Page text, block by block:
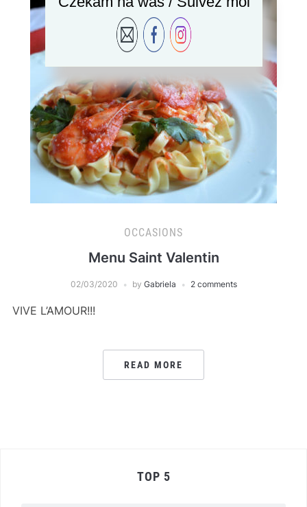
OCCASIONS
Menu Saint Valentin
02/03/2020 by Gabriela 2 comments
VIVE L’AMOUR!!!
READ MORE
TOP 5